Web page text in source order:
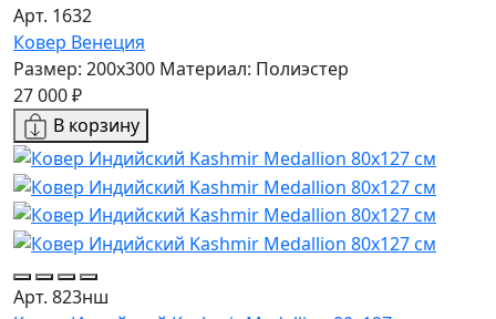
Арт. 1632
Ковер Венеция
Размер: 200x300 Материал: Полиэстер
27 000 ₽
В корзину
Арт. 823нш